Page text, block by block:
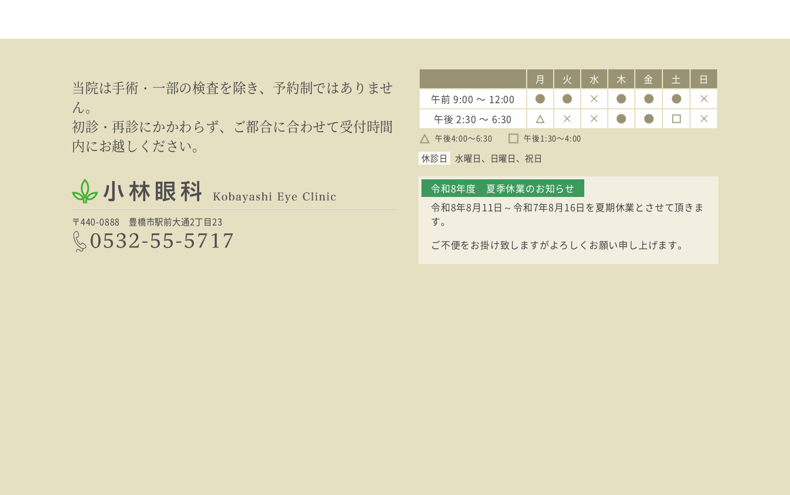
当院は手術・一部の検査を除き、予約制ではありませ
ん。
初診・再診にかかわらず、ご都合に合わせて受付時間
内にお越しください。
〒440-0888 豊橋市駅前大通2丁目23
月 火 水 木 金 土
日
午前 9:00 〜 12:00
午後 2:30 〜 6:30
午後4:00〜6:30 午後1:30〜4:00
休診日 水曜日 日曜日 祝日
令和8年度 夏季休業のお知らせ
令和8年8月11日～令和7年8月16日を夏期休業とさせて頂きま
す。
ご不便をお掛け致しますがよろしくお願い申し上げます。